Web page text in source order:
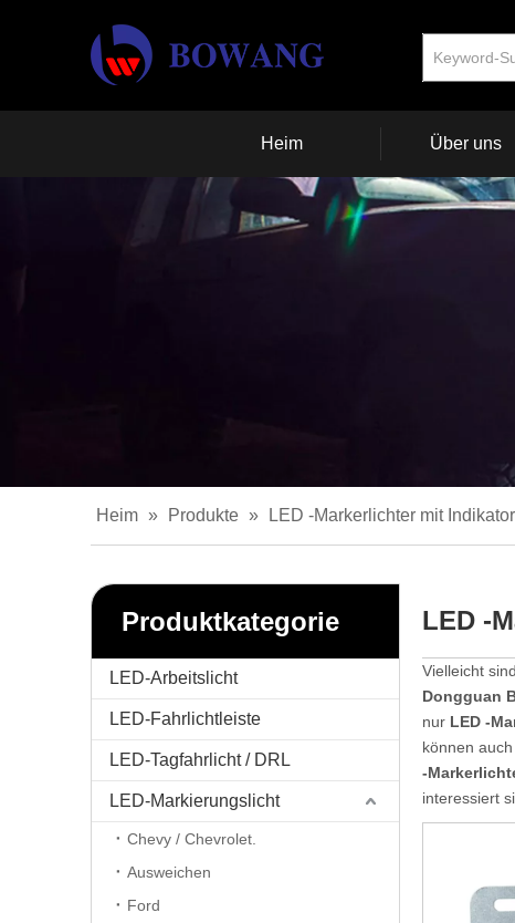
Heim Über uns
Heim » Produkte » LED -Markerlichter mit
Produktkategorie
LED-Arbeitslicht
LED-Fahrlichtleiste
LED-Tagfahrlicht / DRL
LED-Markierungslicht
Chevy / Chevrolet.
Ausweichen
Ford
LED -
Vielleicht
Dongguan
nur LED -
können
-
interessiert